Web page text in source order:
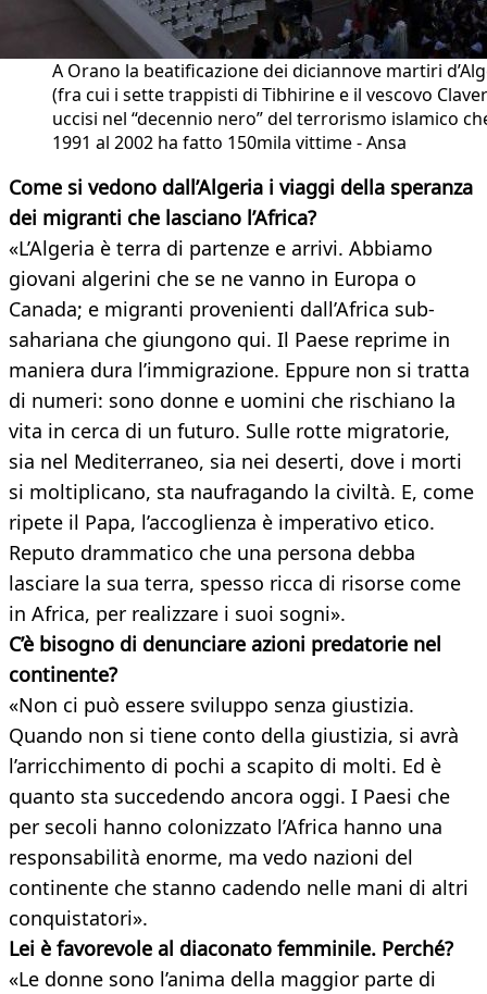
A Orano la beatificazione dei diciannove martiri
(fra cui i sette trappisti di Tibhirine e il vescovo
uccisi nel “decennio nero” del terrorismo islamico
1991 al 2002 ha fatto 150mila vittime - Ansa
Come si vedono dall’Algeria i viaggi della speranza
dei migranti che lasciano l’Africa?
«L’Algeria è terra di partenze e arrivi. Abbiamo
giovani algerini che se ne vanno in Europa o
Canada; e migranti provenienti dall’Africa sub-
sahariana che giungono qui. Il Paese reprime in
maniera dura l’immigrazione. Eppure non si tratta
di numeri: sono donne e uomini che rischiano la
vita in cerca di un futuro. Sulle rotte migratorie,
sia nel Mediterraneo, sia nei deserti, dove i morti
si moltiplicano, sta naufragando la civiltà. E, come
ripete il Papa, l’accoglienza è imperativo etico.
Reputo drammatico che una persona debba
lasciare la sua terra, spesso ricca di risorse come
in Africa, per realizzare i suoi sogni».
C’è bisogno di denunciare azioni predatorie nel
continente?
«Non ci può essere sviluppo senza giustizia.
Quando non si tiene conto della giustizia, si avrà
l’arricchimento di pochi a scapito di molti. Ed è
quanto sta succedendo ancora oggi. I Paesi che
per secoli hanno colonizzato l’Africa hanno una
responsabilità enorme, ma vedo nazioni del
continente che stanno cadendo nelle mani di altri
conquistatori».
Lei è favorevole al diaconato femminile. Perché?
«Le donne sono l’anima della maggior parte di